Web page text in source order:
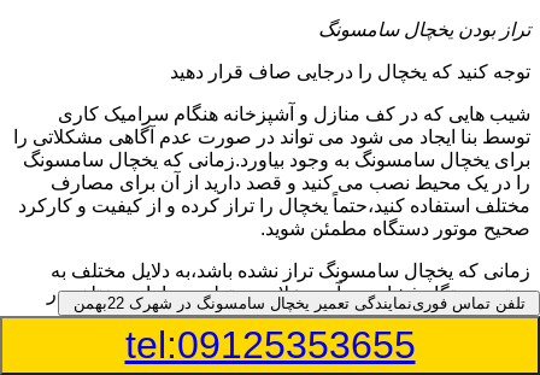
تراز بودن یخچال سامسونگ
توجه کنید که یخچال را درجایی صاف قرار دهید
شیب هایی که در کف منازل و آشپزخانه هنگام سرامیک کاری
توسط بنا ایجاد می شود می تواند در صورت عدم آگاهی مشکلاتی را
برای یخچال سامسونگ به وجود بیاورد.زمانی که یخچال سامسونگ
را در یک محیط نصب می کنید و قصد دارید از آن برای مصارف
مختلف استفاده کنید،حتماً یخچال را تراز کرده و از کیفیت و کارکرد
صحیح موتور دستگاه مطمئن شوید.
زمانی که یخچال سامسونگ تراز نشده باشد،به دلایل مختلف به
موتور دستگاه فشار می آید و علاوه بر تولید صداهای مختلف در
برخی از موارد ممکن است باعث کاهش طول عمر موتور نیز
شود.همچنین در عملکرد گاز مبرد اختلال ایجاد می کند.
تلفن تماس فورینمایندگی تعمیر یخچال سامسونگ در شهرک 22بهمن
tel:09125353655